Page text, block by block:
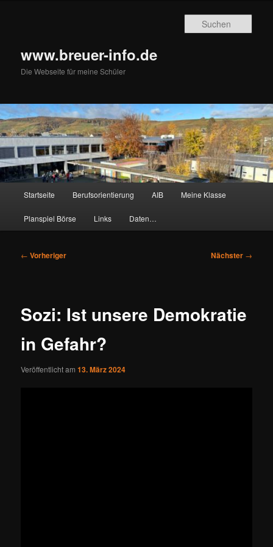
www.breuer-info.de
Die Webseite für meine Schüler
Startseite Berufsorientierung AIB Meine Klasse
Planspiel Börse Links Daten…
Beitragsnavigation
← Vorheriger Nächster →
Sozi: Ist unsere Demokratie
in Gefahr?
Veröffentlicht am13. März 2024